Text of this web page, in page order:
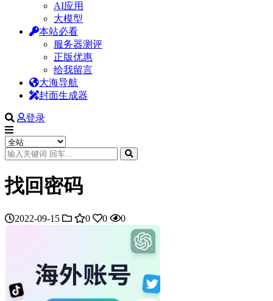
AI应用
大模型
本站必看
服务器测评
正版优惠
给我留言
大海导航
封面生成器
登录
找回密码
2022-09-15 0 0 0